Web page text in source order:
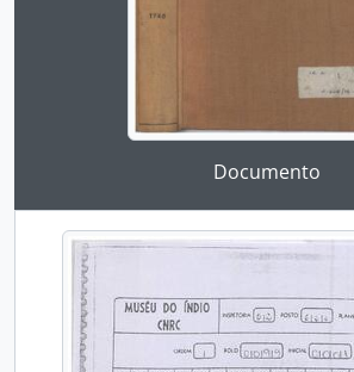
Ao clicar no link deste título
Documento